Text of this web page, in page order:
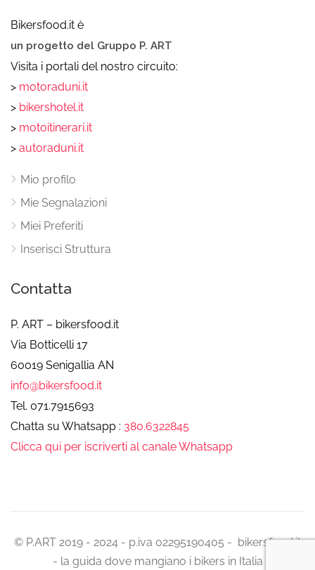
Bikersfood.it è
un progetto del Gruppo P. ART
Visita i portali del nostro circuito:
> motoraduni.it
> bikershotel.it
> motoitinerari.it
> autoraduni.it
Mio profilo
Mie Segnalazioni
Miei Preferiti
Inserisci Struttura
Contatta
P. ART – bikersfood.it
Via Botticelli 17
60019 Senigallia AN
info@bikersfood.it
Tel. 071.7915693
Chatta su Whatsapp : 380.6322845
Clicca qui per iscriverti al canale Whatsapp
© P.ART 2019 - 2024 - p.iva 02295190405 - bikersfood.it
- la guida dove mangiano i bikers in Italia